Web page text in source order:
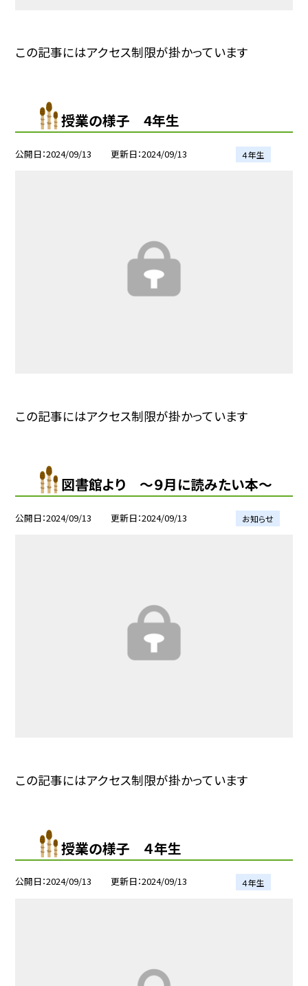
この記事にはアクセス制限が掛かっています
授業の様子 4年生
公開日 2024/09/13 更新日 2024/09/13 ４年生
この記事にはアクセス制限が掛かっています
図書館より 〜９月に読みたい本〜
公開日 2024/09/13 更新日 2024/09/13 お知らせ
この記事にはアクセス制限が掛かっています
授業の様子 ４年生
公開日 2024/09/13 更新日 2024/09/13 ４年生